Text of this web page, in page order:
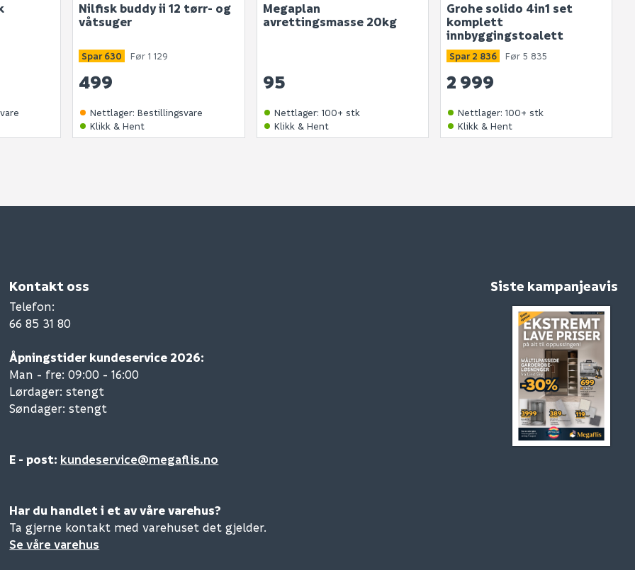
Nilfisk buddy ii 12 tørr- og
våtsuger
499
Spar 630 Før 1 129
Nettlager:Bestillingsvare
Klikk & Hent
Megaplan
avrettingsmasse 20kg
95
Nettlager: 100+ stk
Klikk & Hent
Grohe solido 4in1 set
komplett
innbyggingstoalett
2 999
Spar 2 836 Før 5 835
Nettlager: 100+ stk
Klikk & Hent
Kontakt oss
Telefon:
66 85 31 80
Åpningstider kundeservice 2026:
Man - fre: 09:00 - 16:00
Lørdager: stengt
Søndager: stengt
E - post: kundeservice@megaflis.no
Har du handlet i et av våre varehus?
Ta gjerne kontakt med varehuset det gjelder.
Se våre varehus
Siste kampanjeavis